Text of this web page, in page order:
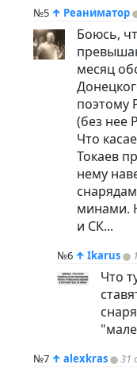
№5 ↑ Реаниматор
Боюсь,
месяц
поэтому
(без нее
Что
Токаев
нему
минами.
и СК...
№6 ↑ Ikarus
Что
№7 ↑ alexkras 31